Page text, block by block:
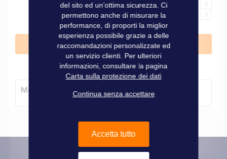
Aggiungi al Carrello
Modalità di consegna
del sito ed un’ottima sicurezza. Ci
permettono anche di misurare la
performance, di proporti la miglior
esperienza possibile grazie a delle
raccomandazioni personalizzate ed
un servizio clienti. Per ulteriori
informazioni, consultare la pagina
Carta sulla protezione dei dati
Continua senza accettare
Accetta tutto